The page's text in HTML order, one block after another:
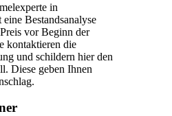
in
Bestandsanalyse
vor Beginn der
kontaktieren die
und schildern hier den
Diese geben Ihnen